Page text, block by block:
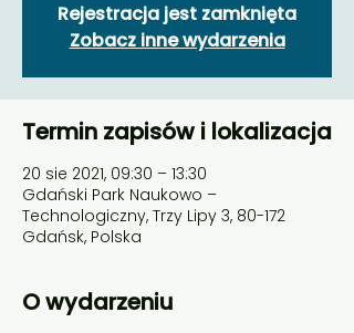
Rejestracja jest zamknięta
Zobacz inne wydarzenia
Termin zapisów i lokalizacja
20 sie 2021, 09:30 – 13:30
Gdański Park Naukowo –
Technologiczny, Trzy Lipy 3, 80-172
Gdańsk, Polska
O wydarzeniu